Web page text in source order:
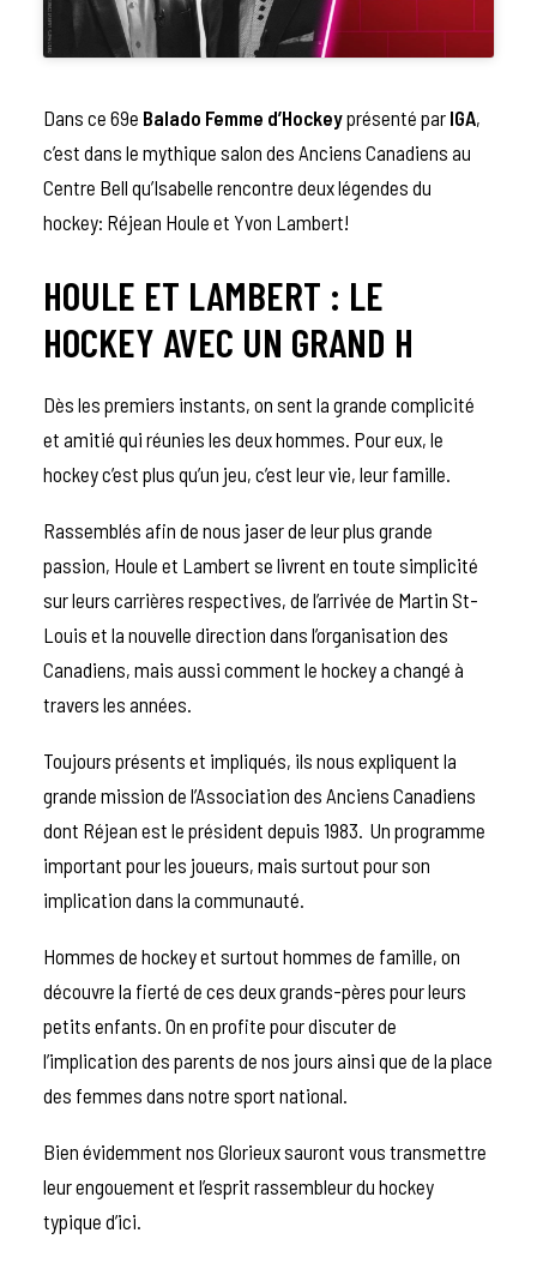
Dans ce 69e Balado Femme d’Hockeyprésenté par IGA,
c’est dans le mythique salon des Anciens Canadiens au
Centre Bell qu’Isabelle rencontre deux légendes du
hockey: Réjean Houle et Yvon Lambert!
HOULE ET LAMBERT : LE
HOCKEY AVEC UN GRAND H
Dès les premiers instants, on sent la grande complicité
et amitié qui réunies les deux hommes. Pour eux, le
hockey c’est plus qu’un jeu, c’est leur vie, leur famille.
Rassemblés afin de nous jaser de leur plus grande
passion, Houle et Lambert se livrent en toute simplicité
sur leurs carrières respectives, de l’arrivée de Martin St-
Louis et la nouvelle direction dans l’organisation des
Canadiens, mais aussi comment le hockey a changé à
travers les années.
Toujours présents et impliqués, ils nous expliquent la
grande mission de l’Association des Anciens Canadiens
dont Réjean est le président depuis 1983. Un programme
important pour les joueurs, mais surtout pour son
implication dans la communauté.
Hommes de hockey et surtout hommes de famille, on
découvre la fierté de ces deux grands-pères pour leurs
petits enfants. On en profite pour discuter de
l’implication des parents de nos jours ainsi que de la place
des femmes dans notre sport national.
Bien évidemment nos Glorieux sauront vous transmettre
leur engouement et l’esprit rassembleur du hockey
typique d’ici.